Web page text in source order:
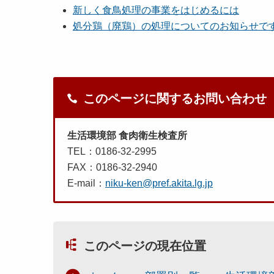
新しく食鳥処理の事業をはじめるには
処分鶏（廃鶏）の処理についてのお知らせで
このページに関するお問い合わせ
生活環境部 食肉衛生検査所
TEL：0186-32-2995
FAX：0186-32-2940
E-mail： niku-ken@pref.akita.lg.jp
このページの現在位置